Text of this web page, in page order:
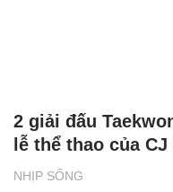
NHỊP SỐNG
2 giải đấu
lễ thể thao của CJ